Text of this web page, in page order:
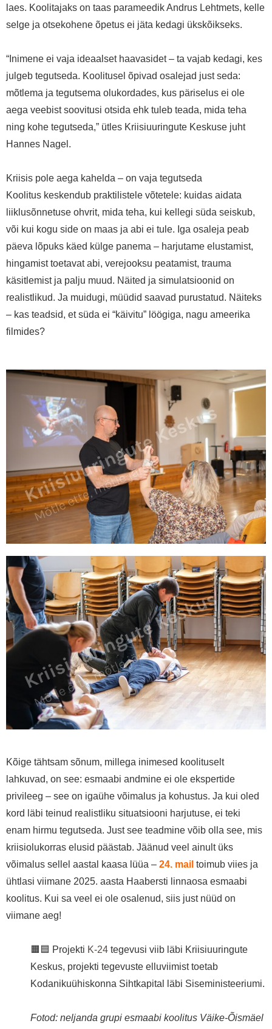
laes. Koolitajaks on taas parameedik Andrus Lehtmets, kelle
selge ja otsekohene õpetus ei jäta kedagi ükskõikseks.
“Inimene ei vaja ideaalset haavasidet – ta vajab kedagi, kes
julgeb tegutseda. Koolitusel õpivad osalejad just seda:
mõtlema ja tegutsema olukordades, kus päriselus ei ole
aega veebist soovitusi otsida ehk tuleb teada, mida teha
ning kohe tegutseda,” ütles Kriisiuuringute Keskuse juht
Hannes Nagel.
Kriisis pole aega kahelda – on vaja tegutseda
Koolitus keskendub praktilistele võtetele: kuidas aidata
liiklusõnnetuse ohvrit, mida teha, kui kellegi süda seiskub,
või kui kogu side on maas ja abi ei tule. Iga osaleja peab
päeva lõpuks käed külge panema – harjutame elustamist,
hingamist toetavat abi, verejooksu peatamist, trauma
käsitlemist ja palju muud. Näited ja simulatsioonid on
realistlikud. Ja muidugi, müüdid saavad purustatud. Näiteks
– kas teadsid, et süda ei “käivitu” löögiga, nagu ameerika
filmides?
Kõige tähtsam sõnum, millega inimesed koolituselt
lahkuvad, on see: esmaabi andmine ei ole ekspertide
privileeg – see on igaühe võimalus ja kohustus. Ja kui oled
kord läbi teinud realistliku situatsiooni harjutuse, ei teki
enam hirmu tegutseda. Just see teadmine võib olla see, mis
kriisiolukorras elusid päästab. Jäänud veel ainult üks
võimalus sellel aastal kaasa lüüa – 24. mail toimub viies ja
ühtlasi viimane 2025. aasta Haabersti linnaosa esmaabi
koolitus. Kui sa veel ei ole osalenud, siis just nüüd on
viimane aeg!
🟧🟦 Projekti K-24 tegevusi viib läbi Kriisiuuringute
Keskus, projekti tegevuste elluviimist toetab
Kodanikuühiskonna Sihtkapital läbi Siseministeeriumi.
Fotod: neljanda grupi esmaabi koolitus Väike-Õismäel